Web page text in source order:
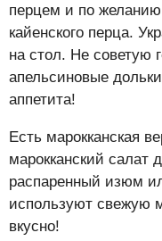
перцем и по
кайенского перца.
на стол. Не советую
апельсиновые
аппетита!
Есть марокканская
марокканский салат
распаренный изюм
используют свежую
вкусно!